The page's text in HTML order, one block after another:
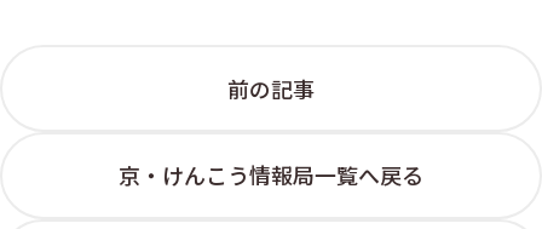
前の記事
京・けんこう情報局一覧へ戻る